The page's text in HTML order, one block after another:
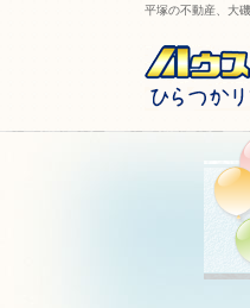
平塚の不動産、大